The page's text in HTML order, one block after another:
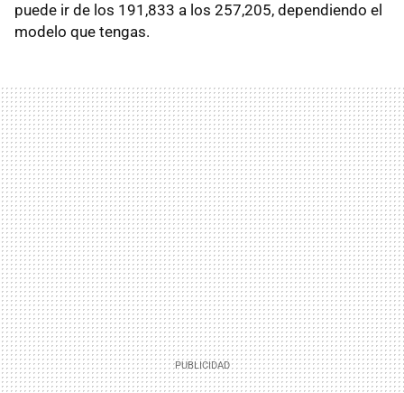
puede ir de los 191,833 a los 257,205, dependiendo el
modelo que tengas.